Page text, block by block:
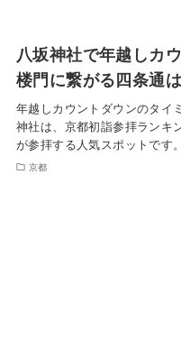
八坂神社で年越しカ
楼門に繋がる四条通
年越しカウントダウンのタイ
神社は、京都初詣参拝ランキ
が参拝する人気スポットです
京都